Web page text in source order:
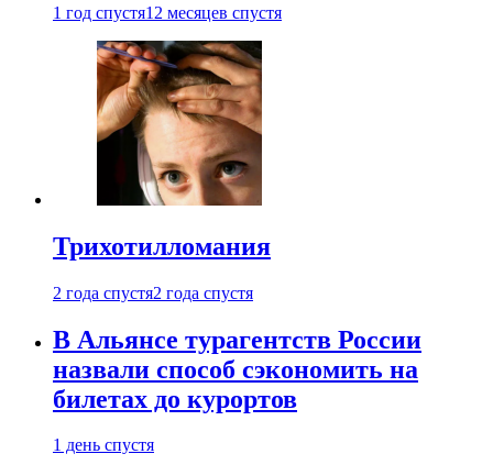
1 год спустя12 месяцев спустя
Трихотилломания
2 года спустя2 года спустя
В Альянсе турагентств России
назвали способ сэкономить на
билетах до курортов
1 день спустя